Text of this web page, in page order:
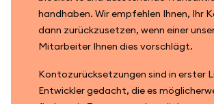
handhaben. Wir empfehlen Ihnen, Ihr
dann zurückzusetzen, wenn einer
Mitarbeiter Ihnen dies vorschlägt.
Kontozurücksetzungen sind in erster
Entwickler gedacht, die es